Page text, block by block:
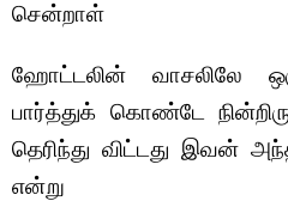
சென்றாள்
ஹோட்டலின் வாசலிலே
பார்த்துக் கொண்டே
தெரிந்து விட்டது இவன்
என்று